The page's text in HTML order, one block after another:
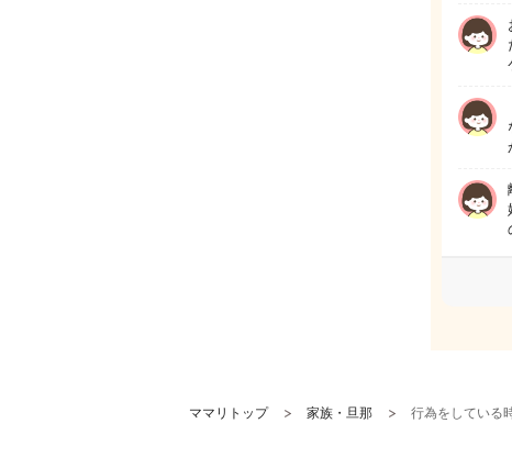
ママリトップ 家族・旦那 行為をしている